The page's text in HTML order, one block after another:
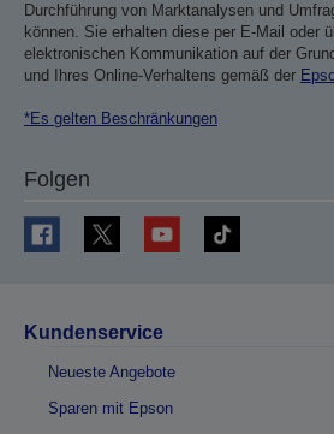
Durchführung von Marktanalysen und
können. Sie erhalten diese per E-Mail oder
elektronischen Kommunikation auf der
und Ihres Online-Verhaltens gemäß der
*Es gelten Beschränkungen
Folgen
Kundenservice
Neueste Angebote
Sparen mit Epson